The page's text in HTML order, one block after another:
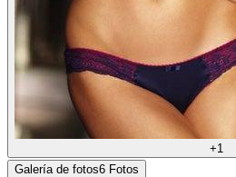
+1
Galería de fotos6 Fotos